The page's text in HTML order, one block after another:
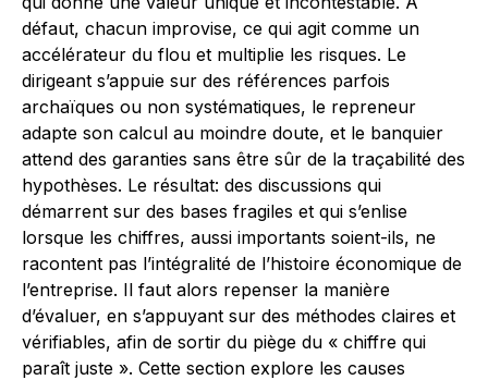
défaut, chacun improvise, ce qui agit comme un
accélérateur du flou et multiplie les risques. Le
dirigeant s’appuie sur des références parfois
archaïques ou non systématiques, le repreneur
adapte son calcul au moindre doute, et le banquier
attend des garanties sans être sûr de la traçabilité des
hypothèses. Le résultat: des discussions qui
démarrent sur des bases fragiles et qui s’enlise
lorsque les chiffres, aussi importants soient-ils, ne
racontent pas l’intégralité de l’histoire économique de
l’entreprise. Il faut alors repenser la manière
d’évaluer, en s’appuyant sur des méthodes claires et
vérifiables, afin de sortir du piège du « chiffre qui
paraît juste ». Cette section explore les causes